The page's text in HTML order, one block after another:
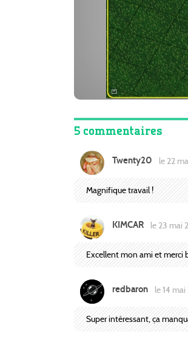
5 commentaires
Twenty20 le 22
Magnifique travail !
KIMCAR le 23 mai
Excellent mon ami et merci
redbaron le 14 mai
Super intéressant, ça